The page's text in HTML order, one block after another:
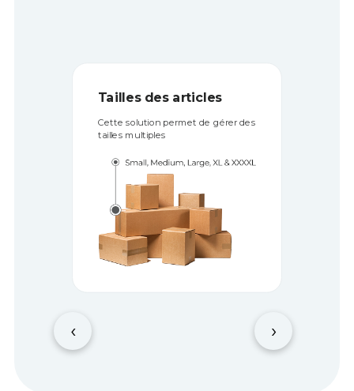
Tailles des articles
Cette solution permet de gérer des
tailles multiples
‹ ›